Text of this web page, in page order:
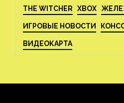
THE WITCHER XBOX
ИГРОВЫЕ НОВОСТИ
ВИДЕОКАРТА